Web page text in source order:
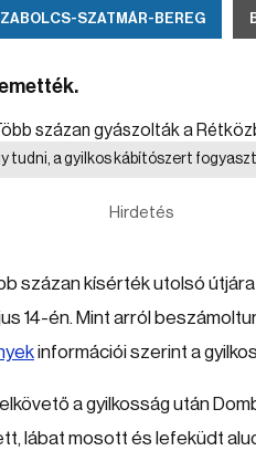
SZATMÁR-BEREG
tudni, a gyilkos kábítószert
Hirdetés
százan kísérték utolsó
14-én. Mint arról
információi szerint a
a gyilkosság után
lábat mosott és lefeküdt